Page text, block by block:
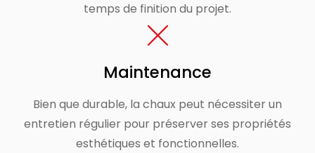
temps de finition du projet.
Maintenance
Bien que durable, la chaux peut nécessiter un
entretien régulier pour préserver ses propriétés
esthétiques et fonctionnelles.